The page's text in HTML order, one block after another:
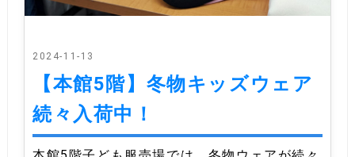
2024-11-13
【本館5階】冬物キッズウェア
続々入荷中！